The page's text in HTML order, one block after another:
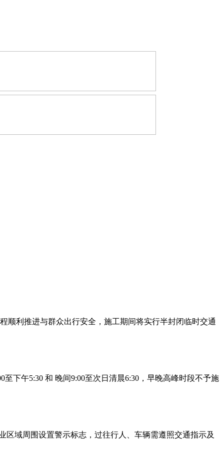
顺利推进与群众出行安全，施工期间将实行半封闭临时交通
下午5:30 和 晚间9:00至次日清晨6:30，早晚高峰时段不予施
区域周围设置警示标志，过往行人、车辆需遵照交通指示及